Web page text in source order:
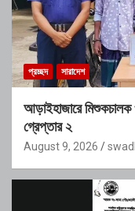
প্রচ্ছদ সারাদেশ
আড়াইহাজারে
গ্রেপ্তার ২
August 9, 2026